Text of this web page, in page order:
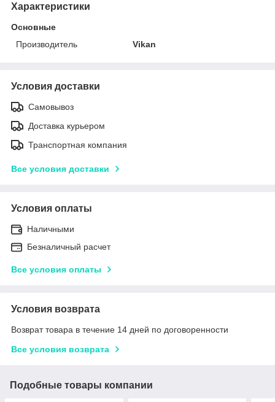
Характеристики
Основные
Производитель
Vikan
Условия доставки
Самовывоз
Доставка курьером
Транспортная компания
Все условия доставки
Условия оплаты
Наличными
Безналичный расчет
Все условия оплаты
Условия возврата
Возврат товара в течение 14 дней по договоренности
Все условия возврата
Подобные товары компании